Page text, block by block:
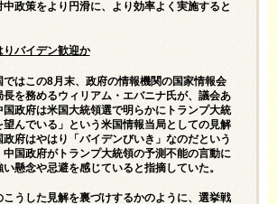
政策をより円滑に、より効率よく実施すると
バイデン歓迎か
ではこの8月末、政府の情報機関の国家情報会
長を務めるウィリアム・エバニナ氏が、議会あ
国政府は米国大統領選で明らかにトランプ大統
望んでいる」という米国情報当局としての見解
政府はやはり「バイデンびいき」なのだという
国政府がトランプ大統領の予測不能の言動に
懸念や忌避を感じていると指摘していた。
こうした見解を裏づけするかのように、選挙戦